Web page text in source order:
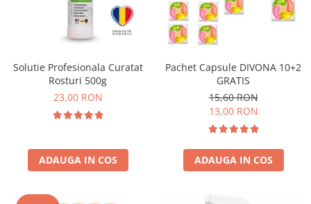
Solutie Profesionala Curatat
Rosturi 500g
23,00 RON
ADAUGA IN COS
Pachet Capsule DIVONA 10+2
GRATIS
15,60 RON
13,00 RON
ADAUGA IN COS